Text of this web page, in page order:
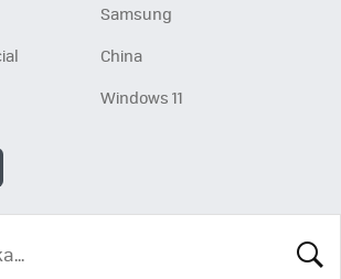
Samsung
China
Windows 11